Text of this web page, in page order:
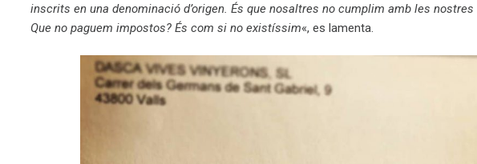
inscrits en una denominació d’origen. És que nosaltres no cumplim amb les
Que no paguem impostos? És com si no existíssim«, es lamenta.